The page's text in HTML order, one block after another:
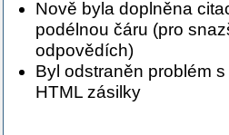
Nově byla doplněna
podélnou čáru (pro
odpovědích)
Byl odstraněn problém
HTML zásilky